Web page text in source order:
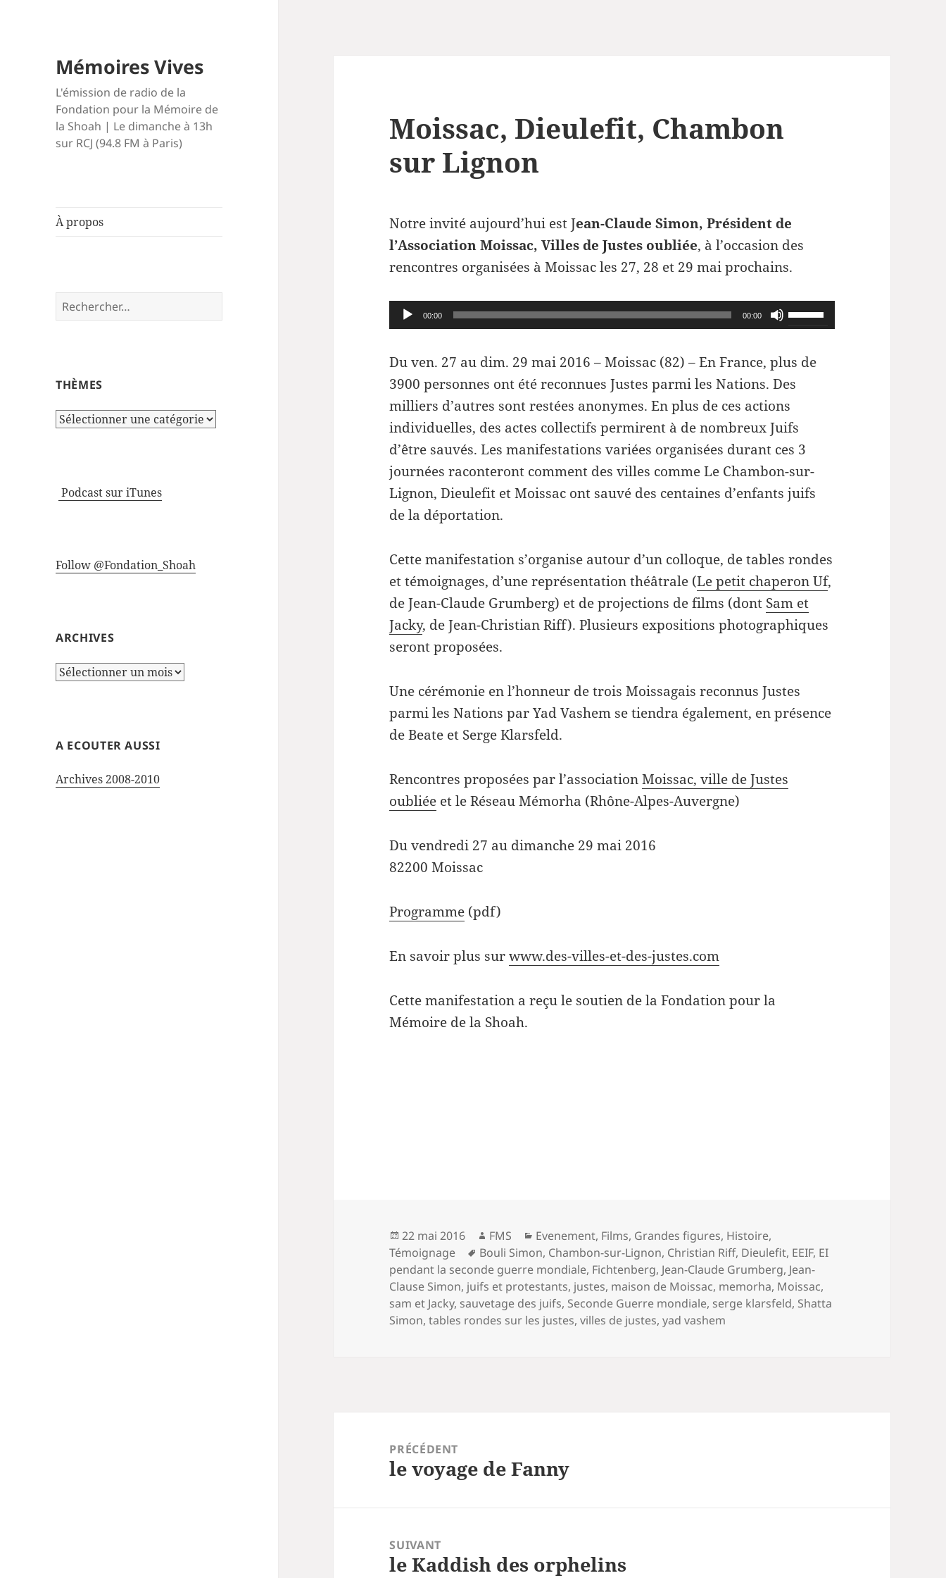
Mémoires Vives
L'émission de radio de la
Fondation pour la Mémoire de
la Shoah | Le dimanche à 13h
sur RCJ (94.8 FM à Paris)
À propos
Rechercher :
THÈMES
Thèmes
Podcast sur iTunes
Follow @Fondation_Shoah
ARCHIVES
Archives
A ECOUTER AUSSI
Archives 2008-2010
Moissac, Dieulefit, Chambon
sur Lignon
Notre invité aujourd’hui est Jean-Claude Simon, Président de
l’Association Moissac, Villes de Justes oubliée, à l’occasion des
rencontres organisées à Moissac les 27, 28 et 29 mai prochains.
Lecteur
audio
00:00 00:00
Utilisez
les
flèches
augmenter
ou
le
Du ven. 27 au dim. 29 mai 2016 – Moissac (82) –En France, plus de
3900 personnes ont été reconnues Justes parmi les Nations. Des
milliers d’autres sont restées anonymes. En plus de ces actions
individuelles, des actes collectifs permirent à de nombreux Juifs
d’être sauvés. Les manifestations variées organisées durant ces 3
journées raconteront comment des villes comme Le Chambon-sur-
Lignon, Dieulefit et Moissac ont sauvé des centaines d’enfants juifs
de la déportation.
Cette manifestation s’organise autour d’un colloque, de tables rondes
et témoignages, d’une représentation théâtrale (Le petit chaperon Uf,
de Jean-Claude Grumberg) et de projections de films (dont Sam et
Jacky, de Jean-Christian Riff). Plusieurs expositions photographiques
seront proposées.
Une cérémonie en l’honneur de trois Moissagais reconnus Justes
parmi les Nations par Yad Vashem se tiendra également, en présence
de Beate et Serge Klarsfeld.
Rencontres proposées par l’associationMoissac, ville de Justes
oubliée et le Réseau Mémorha (Rhône-Alpes-Auvergne)
Du vendredi 27 au dimanche 29 mai 2016
82200 Moissac
Programme (pdf)
En savoir plus surwww.des-villes-et-des-justes.com
Cette manifestation a reçu le soutien de la Fondation pour la
Mémoire de la Shoah.
Publié
le
22 mai 2016 Auteur
FMS Catégories
Evenement, Films, Grandes figures, Histoire,
Témoignage
Mots-
clés
Bouli Simon, Chambon-sur-Lignon, Christian Riff, Dieulefit, EEIF, EI
pendant la seconde guerre mondiale, Fichtenberg, Jean-Claude Grumberg, Jean-
Clause Simon, juifs et protestants, justes, maison de Moissac, memorha, Moissac,
sam et Jacky, sauvetage des juifs, Seconde Guerre mondiale, serge klarsfeld, Shatta
Simon,tables rondes sur les justes,villes de justes,yad vashem
PRÉCÉDENT
Article
le voyage de Fanny
SUIVANT
Article
le Kaddish des orphelins